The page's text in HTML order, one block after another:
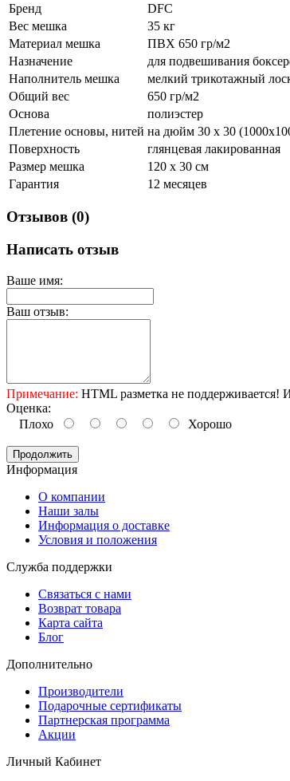
Бренд
DFC
Вес мешка
35 кг
Материал мешка
ПВХ 650 гр/м2
Назначение
для подвешивания
Наполнитель мешка
мелкий трикотажный
Общий вес
650 гр/м2
Основа
полиэстер
Плетение основы, нитей на дюйм 30 х 30
Поверхность
глянцевая лакированная
Размер мешка
120 х 30 см
Гарантия
12 месяцев
Отзывов (0)
Написать отзыв
Ваше имя:
Ваш отзыв:
Примечание: HTML разметка не поддерживается!
Оценка:
Плохо
Хорошо
Продолжить
Информация
O компании
Наши залы
Информация о доставке
Условия и положения
Служба поддержки
Связаться с нами
Возврат товара
Карта сайта
Блог
Дополнительно
Производители
Подарочные сертификаты
Партнерская программа
Акции
Личный Кабинет